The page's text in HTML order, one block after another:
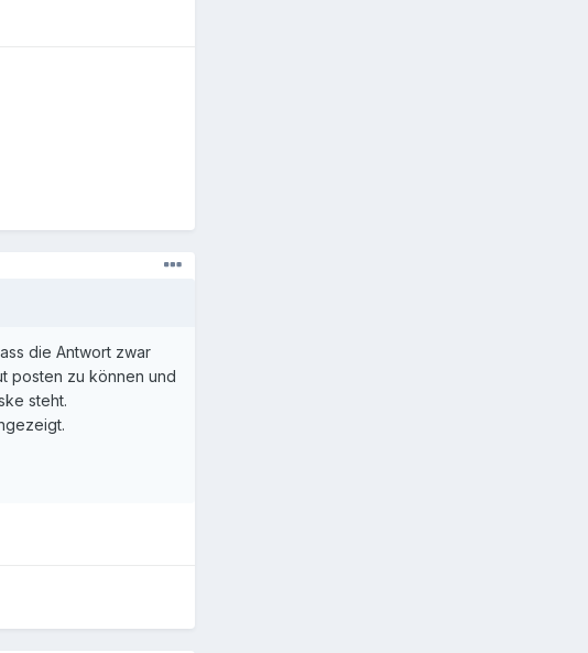
die Antwort zwar
posten zu können und
steht.